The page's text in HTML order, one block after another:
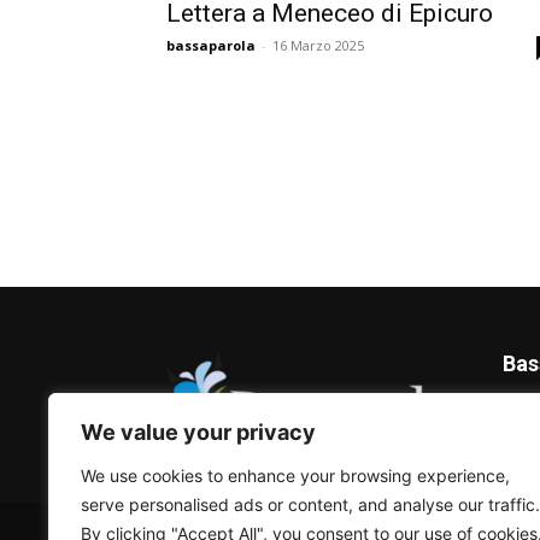
We value your privacy
We use cookies to enhance your browsing experience,
serve personalised ads or content, and analyse our traffic.
By clicking "Accept All", you consent to our use of cookies.
Lettera a Meneceo di Epicuro
bassaparola - 16 Marzo 2025
© Bassaparola.it 2015-2025